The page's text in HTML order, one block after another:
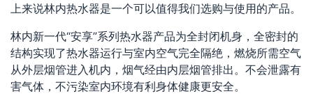
上来说林内热水器是一个可以值得我们选购与使用的产品。
林内新一代“安享”系列热水器产品为全封闭机身，全密封的
结构实现了热水器运行与室内空气完全隔绝，燃烧所需空气
从外层烟管进入机内，烟气经由内层烟管排出。不会泄露有
害气体，不污染室内环境有利身体健康更安全。